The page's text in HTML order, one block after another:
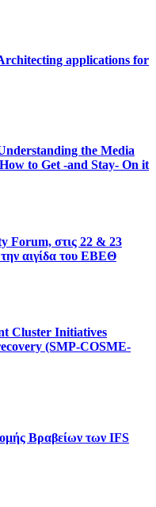
applications for
the Media
to Get -and Stay- On it
Forum, στις 22 & 23
αιγίδα του ΕΒΕΘ
Cluster Initiatives
(SMP-COSME-
Βραβείων των IFS